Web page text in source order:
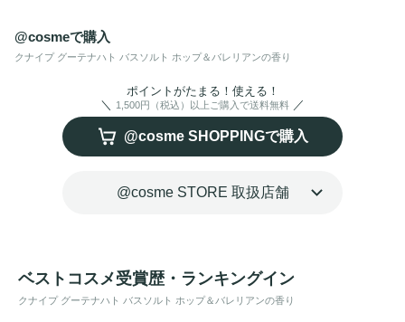
@cosmeで購入
クナイプ グーテナハト バスソルト ホップ＆バレリアンの香り
ポイントがたまる！使える！
1,500円（税込）以上ご購入で送料無料
@cosme SHOPPINGで購入
@cosme STORE 取扱店舗
ベストコスメ受賞歴・ランキングイン
クナイプ グーテナハト バスソルト ホップ＆バレリアンの香り